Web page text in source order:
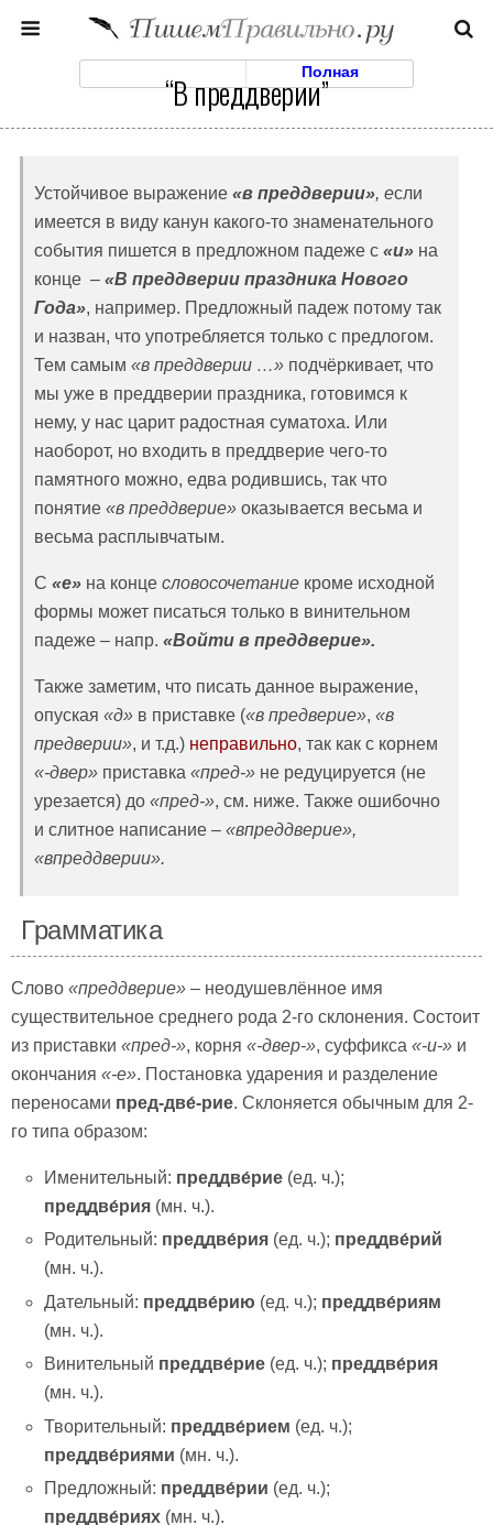
Полная
“В преддверии”
Устойчивое выражение «в преддверии», если
имеется в виду канун какого-то знаменательного
события пишется в предложном падеже с «и» на
конце – «В преддверии праздника Нового
Года», например. Предложный падеж потому так
и назван, что употребляется только с предлогом.
Тем самым «в преддверии …» подчёркивает, что
мы уже в преддверии праздника, готовимся к
нему, у нас царит радостная суматоха. Или
наоборот, но входить в преддверие чего-то
памятного можно, едва родившись, так что
понятие «в преддверие» оказывается весьма и
весьма расплывчатым.
С «е» на конце словосочетание кроме исходной
формы может писаться только в винительном
падеже – напр. «Войти в преддверие».
Также заметим, что писать данное выражение,
опуская «д» в приставке («в предверие», «в
предверии», и т.д.) неправильно, так как с корнем
«-двер» приставка «пред-» не редуцируется (не
урезается) до «пред-», см. ниже. Также ошибочно
и слитное написание – «впреддверие»,
«впреддверии».
Грамматика
Слово «преддверие» – неодушевлённое имя
существительное среднего рода 2-го склонения. Состоит
из приставки «пред-», корня «-двер-», суффикса «-и-» и
окончания «-е». Постановка ударения и разделение
переносами пред-две́-рие. Склоняется обычным для 2-
го типа образом:
Именительный: преддве́рие (ед. ч.);
преддве́рия (мн. ч.).
Родительный: преддве́рия (ед. ч.); преддве́рий
(мн. ч.).
Дательный: преддве́рию (ед. ч.); преддве́риям
(мн. ч.).
Винительный преддве́рие (ед. ч.); преддве́рия
(мн. ч.).
Творительный: преддве́рием (ед. ч.);
преддве́риями (мн. ч.).
Предложный: преддве́рии (ед. ч.);
преддве́риях (мн. ч.).